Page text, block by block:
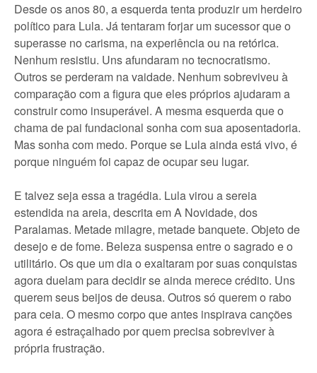
Desde os anos 80, a esquerda tenta produzir um herdeiro
político para Lula. Já tentaram forjar um sucessor que o
superasse no carisma, na experiência ou na retórica.
Nenhum resistiu. Uns afundaram no tecnocratismo.
Outros se perderam na vaidade. Nenhum sobreviveu à
comparação com a figura que eles próprios ajudaram a
construir como insuperável. A mesma esquerda que o
chama de pai fundacional sonha com sua aposentadoria.
Mas sonha com medo. Porque se Lula ainda está vivo, é
porque ninguém foi capaz de ocupar seu lugar.
E talvez seja essa a tragédia. Lula virou a sereia
estendida na areia, descrita em A Novidade, dos
Paralamas. Metade milagre, metade banquete. Objeto de
desejo e de fome. Beleza suspensa entre o sagrado e o
utilitário. Os que um dia o exaltaram por suas conquistas
agora duelam para decidir se ainda merece crédito. Uns
querem seus beijos de deusa. Outros só querem o rabo
para ceia. O mesmo corpo que antes inspirava canções
agora é estraçalhado por quem precisa sobreviver à
própria frustração.